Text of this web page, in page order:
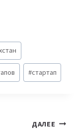
#стартап
ДАЛЕЕ